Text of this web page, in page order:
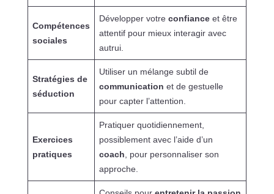
Compétences
sociales
Développer votre confianceet être
attentif pour mieux interagir avec
autrui.
Stratégies de
séduction
Utiliser un mélange subtil de
communication et de gestuelle
pour capter l’attention.
Exercices
pratiques
Pratiquer quotidiennement,
possiblement avec l’aide d’un
coach , pour personnaliser son
approche.